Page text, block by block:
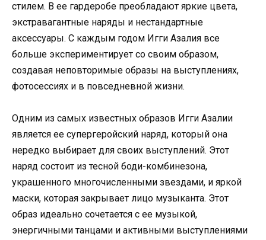
стилем. В ее гардеробе преобладают яркие цвета,
экстравагантные наряды и нестандартные
аксессуары. С каждым годом Игги Азалия все
больше экспериментирует со своим образом,
создавая неповторимые образы на выступлениях,
фотосессиях и в повседневной жизни.
Одним из самых известных образов Игги Азалии
является ее супергеройский наряд, который она
нередко выбирает для своих выступлений. Этот
наряд состоит из тесной боди-комбинезона,
украшенного многочисленными звездами, и яркой
маски, которая закрывает лицо музыканта. Этот
образ идеально сочетается с ее музыкой,
энергичными танцами и активными выступлениями